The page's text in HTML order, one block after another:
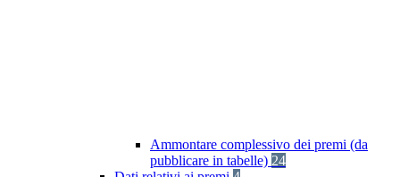
Ammontare complessivo dei premi (da
pubblicare in tabelle) 24